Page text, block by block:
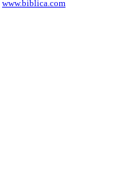
www.biblica.com